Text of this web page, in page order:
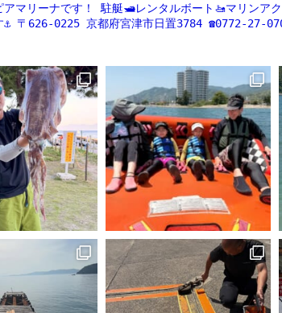
マリーナです！
駐艇🛥レンタルボート🚤マリンア
〒626-0225 京都府宮津市日置3784 ☎️0772-27-